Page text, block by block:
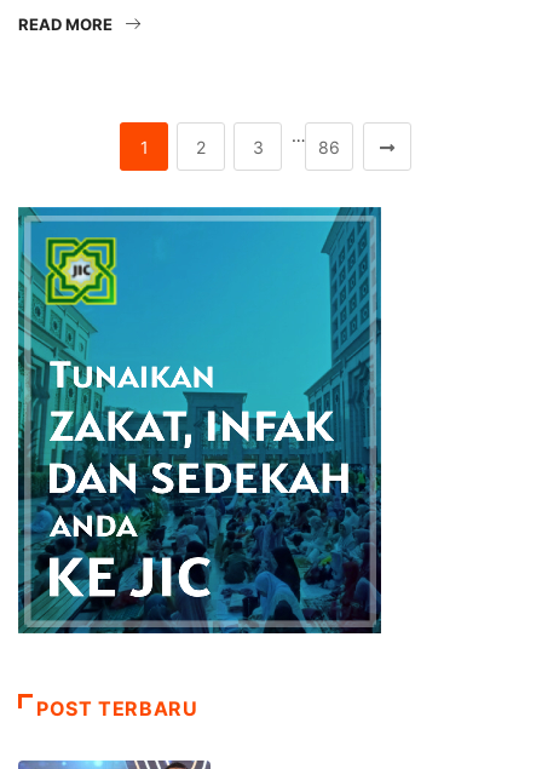
READ MORE
1 2 3
…
86
POST TERBARU